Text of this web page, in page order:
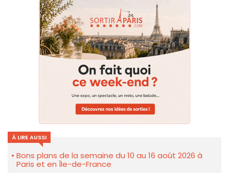
À LIRE AUSSI
Bons plans de la semaine du 10 au 16 août 2026 à
Paris et en Île-de-France